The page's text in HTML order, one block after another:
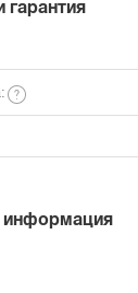
гарантия
информация